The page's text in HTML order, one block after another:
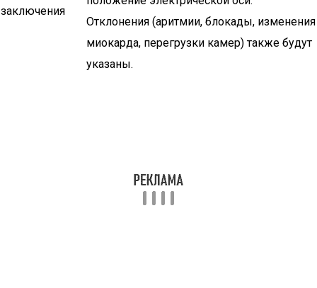
заключения
Отклонения (аритмии, блокады, изменения
миокарда, перегрузки камер) также будут
указаны.